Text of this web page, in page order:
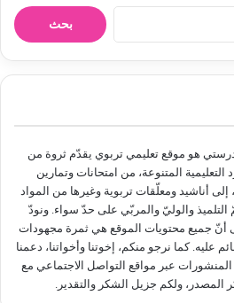
ن
هو موقع تعليمي تربوي يقدّم ثروة من
التعليمية المتنوعة، من امتحانات وتمارين
إلى أناشيد ومعلّقات تربوية وغيرها من المواد
التلميذ والوليّ والمربّي على حدّ سواء. ونودّ
أنّ جميع محتويات الموقع هي ثمرة مجهودات
عليه. كما نرجو منكم، إخوتنا وأخواتنا، دعمنا
عبر مواقع التواصل الاجتماعي مع
المصدر، ولكم جزيل الشكر والتقدير.